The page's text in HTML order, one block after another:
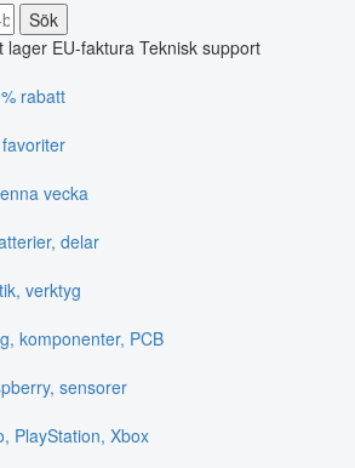
Sök
lager EU-faktura Teknisk support
rabatt
vecka
delar
verktyg
komponenter, PCB
sensorer
PlayStation, Xbox